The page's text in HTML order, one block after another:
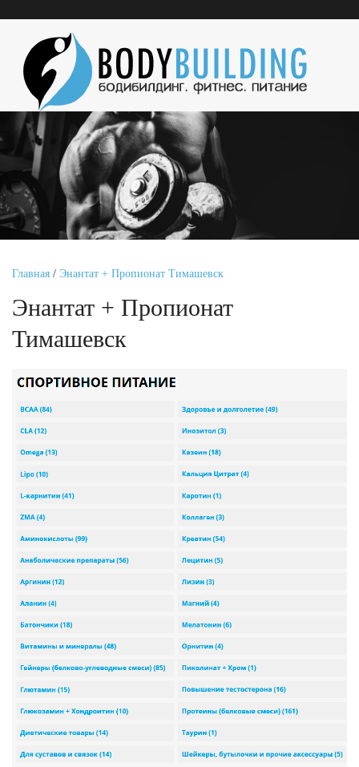
Главная / Энантат + Пропионат Тимашевск
Энантат + Пропионат
Тимашевск